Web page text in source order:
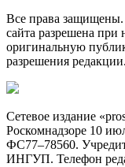
Все права защищены.
сайта разрешена
оригинальную
разрешения редакции.
Сетевое издание
Роскомнадзоре 10
ФС77–78560.
ИНГУП. Телефон